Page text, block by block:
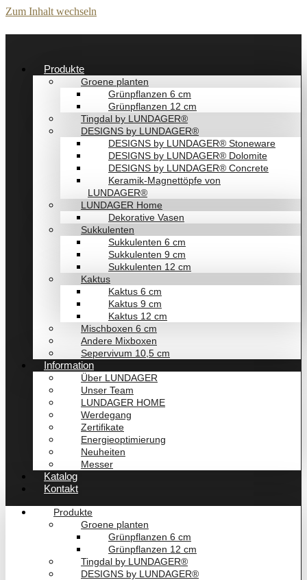
Zum Inhalt wechseln
Produkte
Groene planten
Grünpflanzen 6 cm
Grünpflanzen 12 cm
Tingdal by LUNDAGER®
DESIGNS by LUNDAGER®
DESIGNS by LUNDAGER® Stoneware
DESIGNS by LUNDAGER® Dolomite
DESIGNS by LUNDAGER® Concrete
Keramik-Magnettöpfe von
LUNDAGER®
LUNDAGER Home
Dekorative Vasen
Sukkulenten
Sukkulenten 6 cm
Sukkulenten 9 cm
Sukkulenten 12 cm
Kaktus
Kaktus 6 cm
Kaktus 9 cm
Kaktus 12 cm
Mischboxen 6 cm
Andere Mixboxen
Sepervivum 10,5 cm
Information
Über LUNDAGER
Unser Team
LUNDAGER HOME
Werdegang
Zertifikate
Energieoptimierung
Neuheiten
Messer
Katalog
Kontakt
Produkte
Groene planten
Grünpflanzen 6 cm
Grünpflanzen 12 cm
Tingdal by LUNDAGER®
DESIGNS by LUNDAGER®